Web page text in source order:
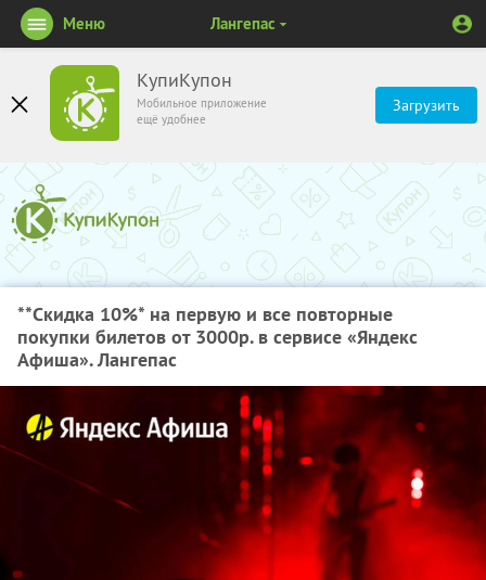
КупиКупон
Мобильное приложение
ещё удобнее
Загрузить
Меню Лангепас
**Скидка 10%* на первую и все повторные
покупки билетов от 3000р. в сервисе «Яндекс
Афиша». Лангепас